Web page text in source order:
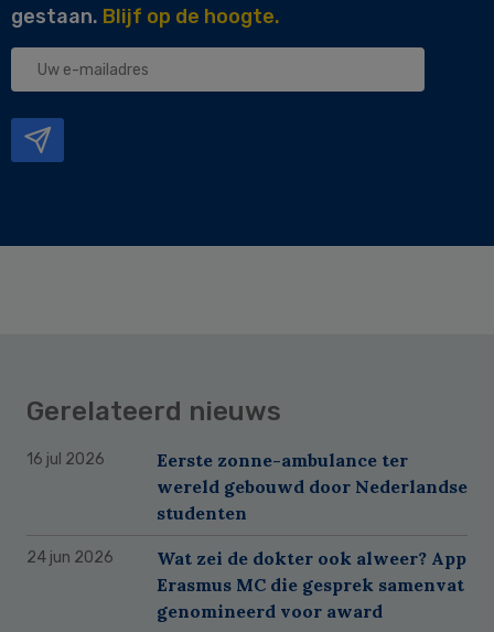
gestaan. Blijf op de hoogte.
Uw
Gerelateerd nieuws
16 jul 2026
Eerste zonne-ambulance ter
wereld gebouwd door Nederlandse
studenten
24 jun 2026
Wat zei de dokter ook alweer? App
Erasmus MC die gesprek samenvat
genomineerd voor award